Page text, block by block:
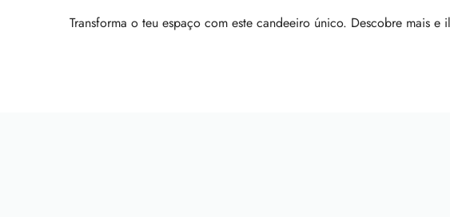
Transforma o teu espaço com este candeeiro único. Descobre mais e